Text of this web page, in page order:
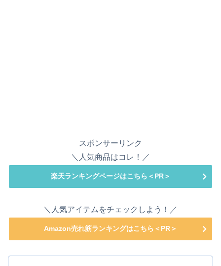
スポンサーリンク
＼人気商品はコレ！／
楽天ランキングページはこちら＜PR＞
＼人気アイテムをチェックしよう！／
Amazon売れ筋ランキングはこちら＜PR＞